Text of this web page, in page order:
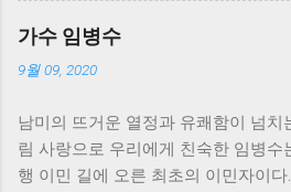
브랜드 사용이 바람
기 위해서는 레이턴
안정적으로 방송을
방법 또한 매우 친절
어 있어 라이브 방송
가수 임병수
9월 09, 2020
남미의 뜨거운 열정과 유쾌함이 넘치
림 사랑으로 우리에게 친숙한 임병
행 이민 길에 오른 최초의 이민자이다.